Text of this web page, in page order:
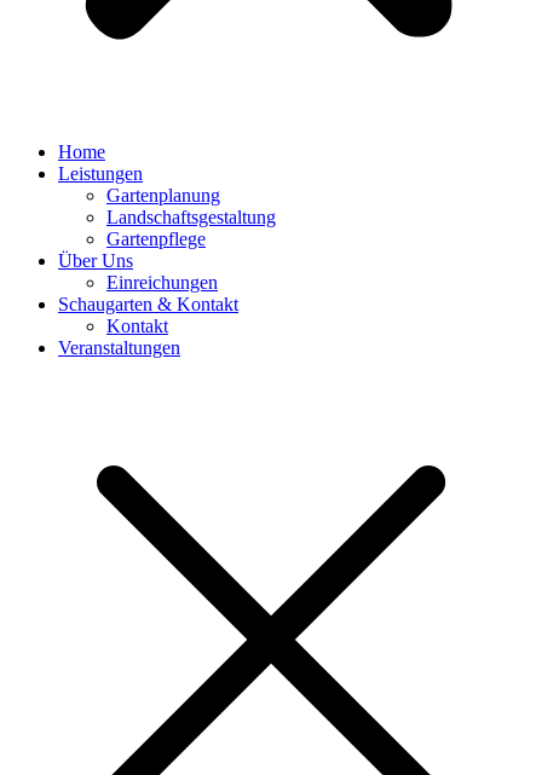
Home
Leistungen
Gartenplanung
Landschaftsgestaltung
Gartenpflege
Über Uns
Einreichungen
Schaugarten & Kontakt
Kontakt
Veranstaltungen